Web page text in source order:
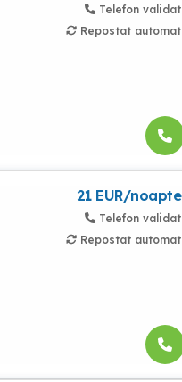
Telefon validat
Repostat automat
21 EUR/noapte
Telefon validat
Repostat automat